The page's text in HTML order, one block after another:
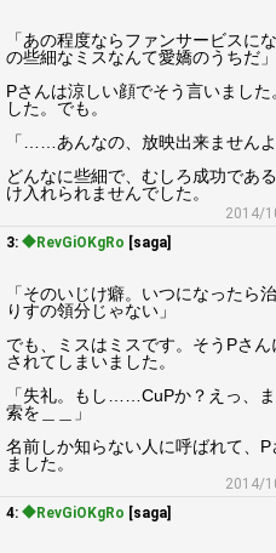
「あの程度ならファンサービスに
の些細なミスなんて愛嬌のうちだ」
Pさんは涼しい顔でそう言いまし
した。でも。
「……あんなの、放映出来ません
どんなに些細で、むしろ成功であ
け入れられませんでした。
2014/
3: ◆RevGiOKgRo [saga]
「そのいじけ癖。いつになった
りすの領分じゃない」
でも、ミスはミスです。そうPさ
されてしまいました。
「失礼。もし……CuPか？えっ、
索を＿＿」
名前しか知らない人に呼ばれて、
ました。
2014/
4: ◆RevGiOKgRo [saga]